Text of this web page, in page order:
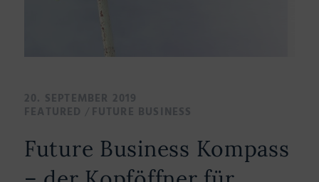
20. SEPTEMBER 2019
FEATURED / FUTURE BUSINESS
Future Business Kompass